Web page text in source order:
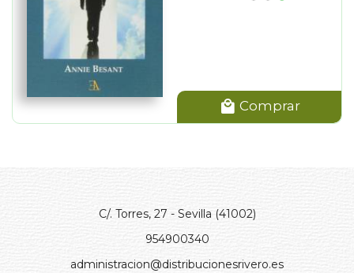
Comprar
C/. Torres, 27 - Sevilla (41002)
954900340
administracion@distribucionesrivero.es